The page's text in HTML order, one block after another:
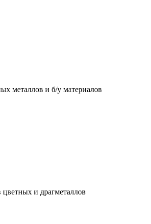
металлов и б/у материалов
и драгметаллов